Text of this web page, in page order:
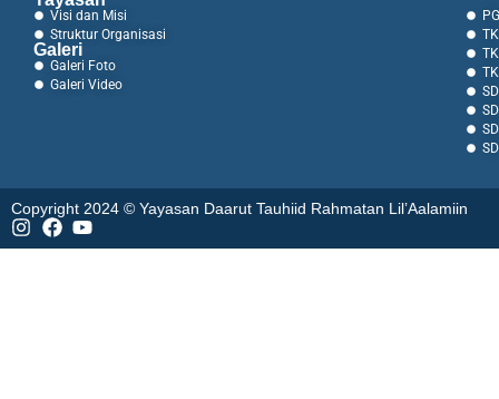
Visi dan Misi
Struktur Organisasi
Galeri
Galeri Foto
Galeri Video
Copyright 2024 © Yayasan Daarut Tauhiid Rahmatan Lil’Aalamiin